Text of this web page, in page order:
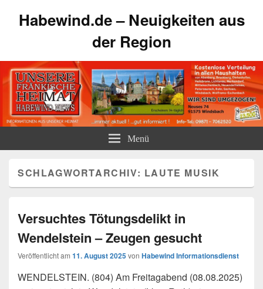
Habewind.de – Neuigkeiten aus
der Region
Menü
SCHLAGWORTARCHIV: LAUTE MUSIK
Versuchtes Tötungsdelikt in
Wendelstein – Zeugen gesucht
Veröffentlicht am 11. August 2025von Habewind Informationsdienst
WENDELSTEIN. (804) Am Freitagabend (08.08.2025)